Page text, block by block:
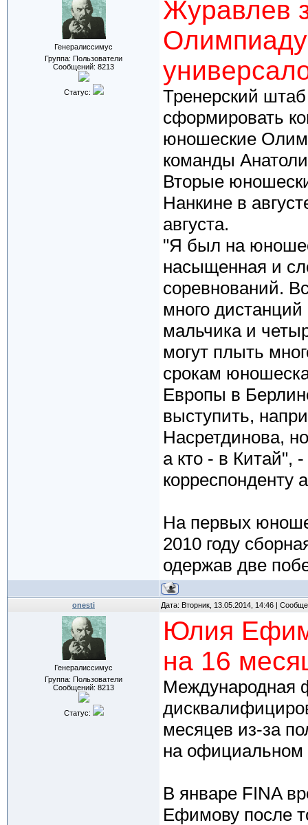
Генералиссимус
Группа: Пользователи
Сообщений: 8213
Статус:
Журавлев
Тренерский
сформировать
юношеские
команды
Вторые
Нанкине в
августа.
"Я был на
насыщенная и
соревнований.
много
мальчика и
могут плыть
срокам
Европы в
выступить,
Насретдинова,
а кто - в Китай",
корреспонденту
На первых
2010 году
одержав две
onesti Дата: Вторник, 13.05.2014, 14:46 |
Генералиссимус
Группа: Пользователи
Сообщений: 8213
Статус:
Юлия
на 16
Международная
месяцев из-за
на официальном
В январе FINA
Ефимову после